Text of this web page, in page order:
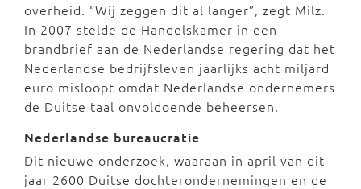
overheid. “Wij zeggen dit al langer”, zegt Milz.
In 2007 stelde de Handelskamer in een
brandbrief aan de Nederlandse regering dat het
Nederlandse bedrijfsleven jaarlijks acht miljard
euro misloopt omdat Nederlandse ondernemers
de Duitse taal onvoldoende beheersen.
Nederlandse bureaucratie
Dit nieuwe onderzoek, waaraan in april van dit
jaar 2600 Duitse dochterondernemingen en de